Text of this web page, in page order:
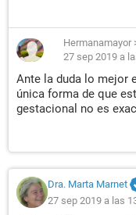
Hermanamayor
27 sep 2019 a
Ante la duda lo mejor
única forma de que
gestacional no es
Dra. Marta Marnet
27 sep 2019 a las